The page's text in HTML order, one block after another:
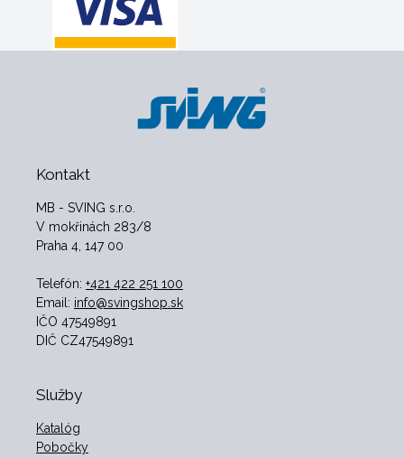
Kontakt
MB - SVING s.r.o.
V mokřinách 283/8
Praha 4, 147 00
Telefón: +421 422 251 100
Email: info@svingshop.sk
IČO 47549891
DIČ CZ47549891
Služby
Katalóg
Pobočky